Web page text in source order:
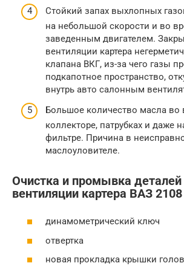
Стойкий запах выхлопных
на небольшой скорости и во
заведенным двигателем.
вентиляции картера
клапана ВКГ, из-за чего газы
подкапотное пространство,
внутрь авто салонным
Большое количество масла во
коллекторе, патрубках и даже
фильтре. Причина в
маслоуловителе.
Очистка и промывка
вентиляции картера ВАЗ 2108
динамометрический ключ
отвертка
новая прокладка крышки